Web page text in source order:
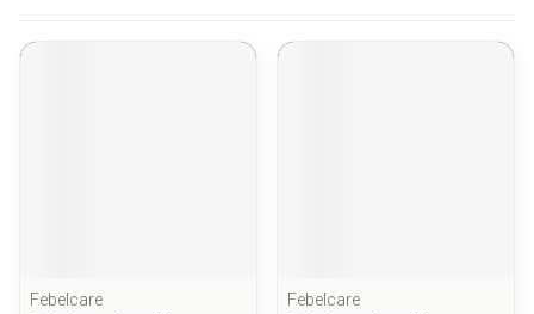
Febelcare
Febelcare